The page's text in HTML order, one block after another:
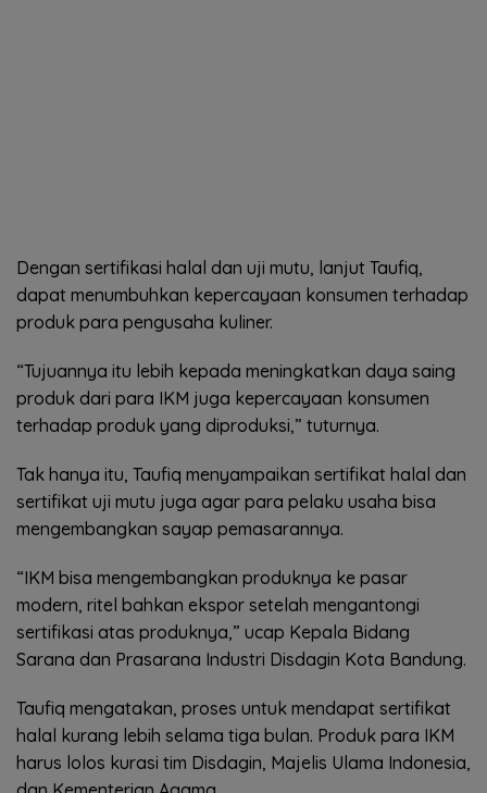
Dengan sertifikasi halal dan uji mutu, lanjut Taufiq,
dapat menumbuhkan kepercayaan konsumen terhadap
produk para pengusaha kuliner.
“Tujuannya itu lebih kepada meningkatkan daya saing
produk dari para IKM juga kepercayaan konsumen
terhadap produk yang diproduksi,” tuturnya.
Tak hanya itu, Taufiq menyampaikan sertifikat halal dan
sertifikat uji mutu juga agar para pelaku usaha bisa
mengembangkan sayap pemasarannya.
“IKM bisa mengembangkan produknya ke pasar
modern, ritel bahkan ekspor setelah mengantongi
sertifikasi atas produknya,” ucap Kepala Bidang
Sarana dan Prasarana Industri Disdagin Kota Bandung.
Taufiq mengatakan, proses untuk mendapat sertifikat
halal kurang lebih selama tiga bulan. Produk para IKM
harus lolos kurasi tim Disdagin, Majelis Ulama Indonesia,